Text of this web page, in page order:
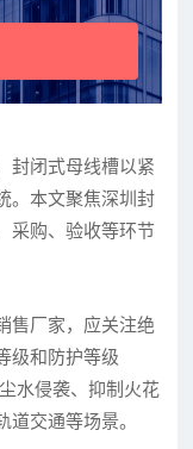
封闭式母线槽以紧
。本文聚焦深圳封
采购、验收等环节
售厂家，应关注绝
级和防护等级
水侵袭、抑制火花
交通等场景。